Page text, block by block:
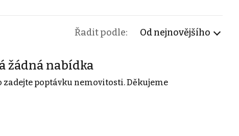
Řadit podle: Od nejnovějšího
žádná nabídka
poptávku nemovitosti. Děkujeme